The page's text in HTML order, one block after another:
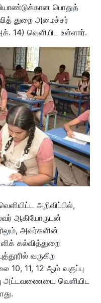
பொதுத்
துறை அமைச்சர்
14) வெளியிட உள்ளார்.
அறிவிப்பில்,
ஆகியோருடன்
அவர்களின்
கல்வித்துறை
வருகிற
10, 11, 12 ஆம் வகுப்பு
அட்டவணையை வெளியிட